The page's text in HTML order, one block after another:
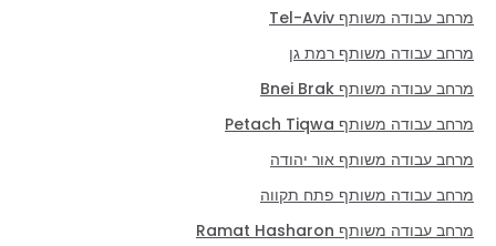
מרחב עבודה משותף Tel-Aviv
מרחב עבודה משותף רמת גן
מרחב עבודה משותף Bnei Brak
מרחב עבודה משותף Petach Tiqwa
מרחב עבודה משותף אור יהודה
מרחב עבודה משותף פתח תקווה
מרחב עבודה משותף Ramat Hasharon